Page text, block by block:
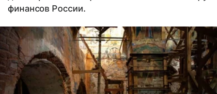
финансов России.